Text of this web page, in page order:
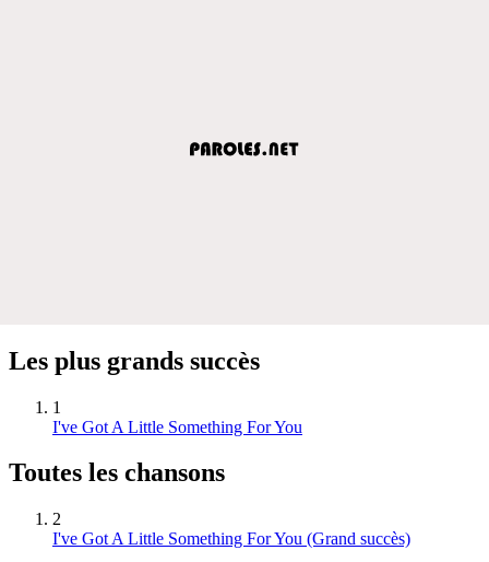
Les plus grands succès
1
I've Got A Little Something For You
Toutes les chansons
2
I've Got A Little Something For You (Grand succès)